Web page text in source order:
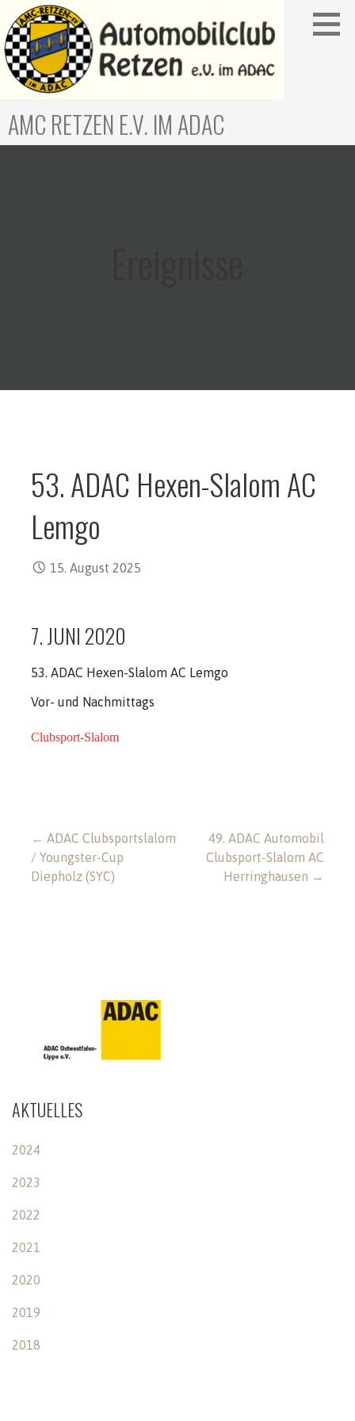
Zum
Inhalt
springen
AMC RETZEN E.V. IM ADAC
53. ADAC Hexen-Slalom AC
Lemgo
15. August 2025
7. JUNI 2020
53. ADAC Hexen-Slalom AC Lemgo
Vor- und Nachmittags
Clubsport-Slalom
Beitragsnavigation
← ADAC Clubsportslalom
/ Youngster-Cup
Diepholz (SYC)
49. ADAC Automobil
Clubsport-Slalom AC
Herringhausen →
AKTUELLES
2024
2023
2022
2021
2020
2019
2018